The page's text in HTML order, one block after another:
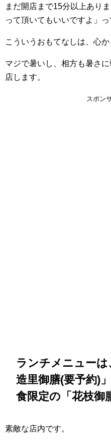
まだ開店まで15分以上あり
って頂いてもいいですよ」っ
こういうおもてなしは、心
マジで暑いし、相方も暑さ
店します。
スポン
ランチメニューは
造里御膳(要予約)
食限定の「花枝御
素敵な店内です。